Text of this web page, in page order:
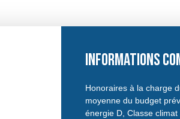
Informations
Honoraires à la charge
moyenne du budget
énergie D, Classe